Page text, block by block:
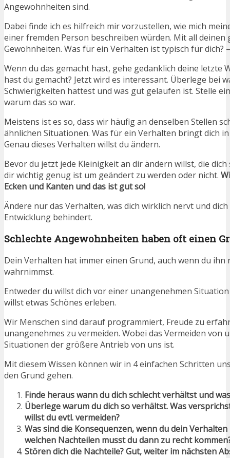
Angewohnheiten sind.
Dabei finde ich es hilfreich mir vorzustellen, wie mich
einer fremden Person beschreiben würden. Mit all deinen
Gewohnheiten. Was für ein Verhalten ist typisch für dich?
Wenn du das gemacht hast, gehe gedanklich deine letzte
hast du gemacht? Jetzt wird es interessant. Überlege bei
Schwierigkeiten hattest und was gut gelaufen ist. Stelle
warum das so war.
Meistens ist es so, dass wir häufig an denselben Stellen
ähnlichen Situationen. Was für ein Verhalten bringt dich
Genau dieses Verhalten willst du ändern.
Bevor du jetzt jede Kleinigkeit an dir ändern willst, die
dir wichtig genug ist um geändert zu werden oder nicht.
Ecken und Kanten und das ist gut so!
Ändere nur das Verhalten, was dich wirklich nervt und
Entwicklung behindert.
Schlechte Angewohnheiten haben oft einen
Dein Verhalten hat immer einen Grund, auch wenn du ihn
wahrnimmst.
Entweder du willst dich vor einer unangenehmen
willst etwas Schönes erleben.
Wir Menschen sind darauf programmiert, Freude zu
unangenehmes zu vermeiden. Wobei das Vermeiden von
Situationen der größere Antrieb von uns ist.
Mit diesem Wissen können wir in 4 einfachen Schritten
den Grund gehen.
Finde heraus wann du dich schlecht verhältst und
Überlege warum du dich so verhältst. Was
willst du evtl. vermeiden?
Was sind die Konsequenzen, wenn du dein
welchen Nachteilen musst du dann zu recht
Stören dich die Nachteile? Gut, weiter im nächsten